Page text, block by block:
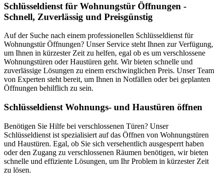
Schlüsseldienst für Wohnungstür Öffnungen -
Schnell, Zuverlässig und Preisgünstig
Auf der Suche nach einem professionellen Schlüsseldienst für
Wohnungstür Öffnungen? Unser Service steht Ihnen zur Verfügung,
um Ihnen in kürzester Zeit zu helfen, egal ob es um verschlossene
Wohnungstüren oder Haustüren geht. Wir bieten schnelle und
zuverlässige Lösungen zu einem erschwinglichen Preis. Unser Team
von Experten steht bereit, um Ihnen in Notfällen oder bei geplanten
Öffnungen behilflich zu sein.
Schlüsseldienst Wohnungs- und Haustüren öffnen
Benötigen Sie Hilfe bei verschlossenen Türen? Unser
Schlüsseldienst ist spezialisiert auf das Öffnen von Wohnungstüren
und Haustüren. Egal, ob Sie sich versehentlich ausgesperrt haben
oder den Zugang zu verschlossenen Räumen benötigen, wir bieten
schnelle und effiziente Lösungen, um Ihr Problem in kürzester Zeit
zu lösen.